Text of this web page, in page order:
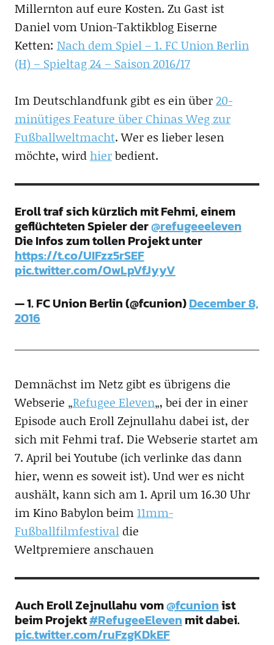
Millernton auf eure Kosten. Zu Gast ist
Daniel vom Union-Taktikblog Eiserne
Ketten: Nach dem Spiel – 1. FC Union Berlin
(H) – Spieltag 24 – Saison 2016/17
Im Deutschlandfunk gibt es ein über20-
minütiges Feature über Chinas Weg zur
Fußballweltmacht. Wer es lieber lesen
möchte, wirdhierbedient.
Eroll traf sich kürzlich mit Fehmi, einem
geflüchteten Spieler der@refugeeeleven
Die Infos zum tollen Projekt unter
https://t.co/UIFzz5rSEF
pic.twitter.com/OwLpVfJyyV
— 1. FC Union Berlin (@fcunion)December 8,
2016
Demnächst im Netz gibt es übrigens die
Webserie „Refugee Eleven„, bei der in einer
Episode auch Eroll Zejnullahu dabei ist, der
sich mit Fehmi traf. Die Webserie startet am
7. April bei Youtube (ich verlinke das dann
hier, wenn es soweit ist). Und wer es nicht
aushält, kann sich am 1. April um 16.30 Uhr
im Kino Babylon beim11mm-
Fußballfilmfestivaldie
Weltpremiere anschauen
Auch Eroll Zejnullahu vom@fcunionist
beim Projekt#RefugeeElevenmit dabei.
pic.twitter.com/ruFzgKDkEF